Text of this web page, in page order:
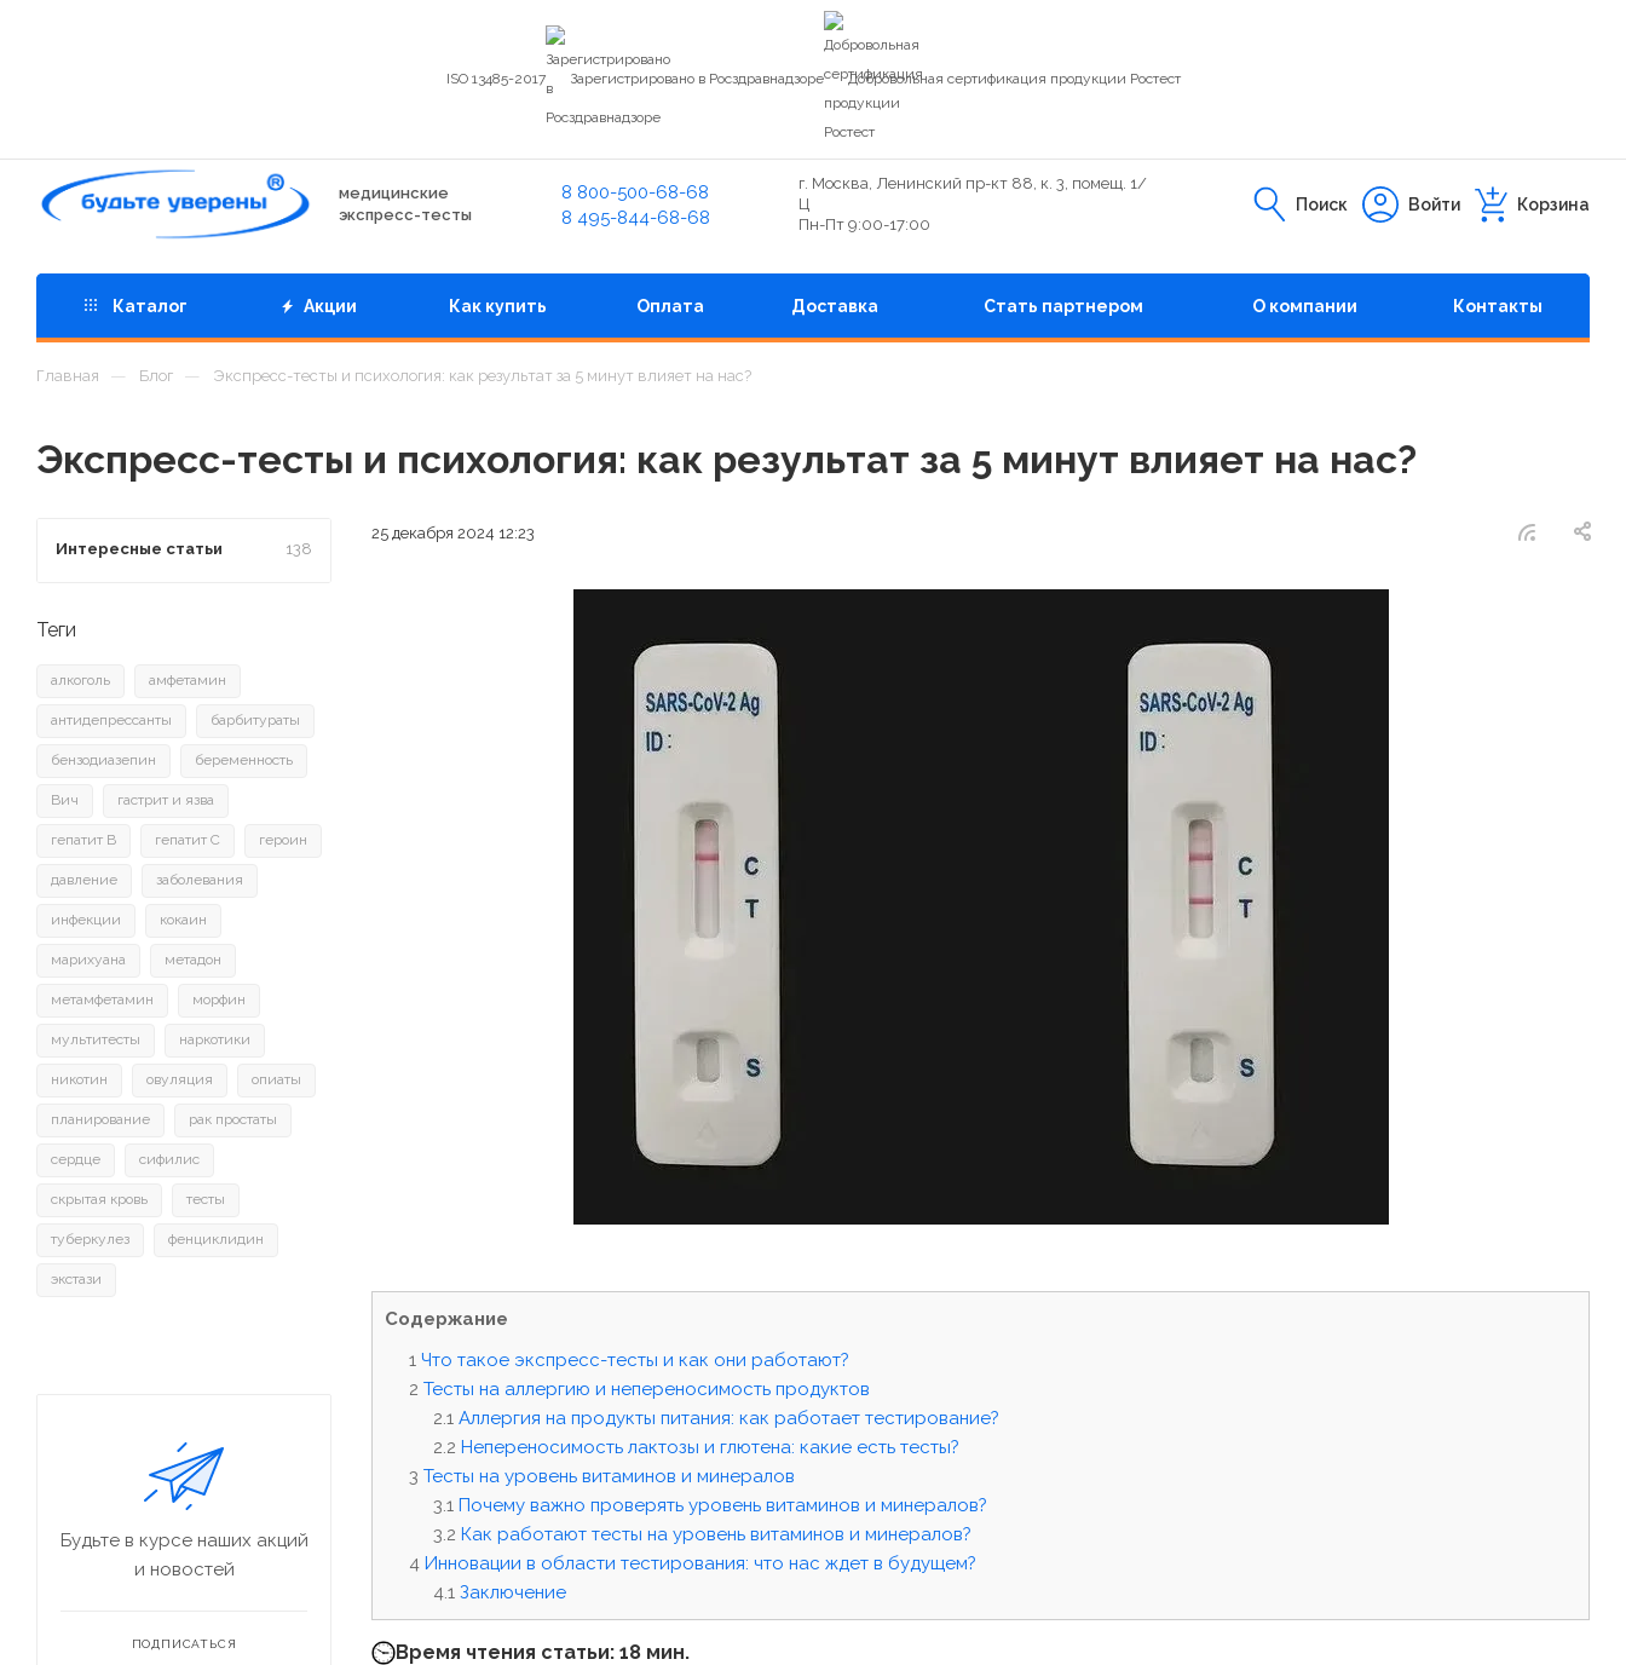
ISO 13485-2017 Зарегистрировано в Росздравнадзоре Добровольная сертификация продукции Ростест
медицинские
экспресс-тесты
8 800-500-68-68
8 495-844-68-68
г. Москва, Ленинский пр-кт 88, к. 3, помещ. 1/
Ц
Пн-Пт 9:00-17:00
Поиск Войти Корзина
Каталог Акции Как купить Оплата Доставка Стать партнером О компании Контакты
Экспресс-тесты и психология: как результат за 5 минут влияет на нас?
Главная — Блог — Экспресс-тесты и психология: как результат за 5 минут влияет на нас?
25 декабря 2024 12:23
Содержание
Что такое экспресс-тесты и как они работают?
Тесты на аллергию и непереносимость продуктов
Аллергия на продукты питания: как работает тестирование?
Непереносимость лактозы и глютена: какие есть тесты?
Тесты на уровень витаминов и минералов
Почему важно проверять уровень витаминов и минералов?
Как работают тесты на уровень витаминов и минералов?
Инновации в области тестирования: что нас ждет в будущем?
Заключение
Время чтения статьи: 18 мин.
Интересные статьи 138
Теги
алкоголь амфетамин
антидепрессанты барбитураты
бензодиазепин беременность
Вич гастрит и язва
гепатит B гепатит C героин
давление заболевания
инфекции кокаин
марихуана метадон
метамфетамин морфин
мультитесты наркотики
никотин овуляция опиаты
планирование рак простаты
сердце сифилис
скрытая кровь тесты
туберкулез фенциклидин
экстази
Будьте в курсе наших акций
и новостей
ПОДПИСАТЬСЯ